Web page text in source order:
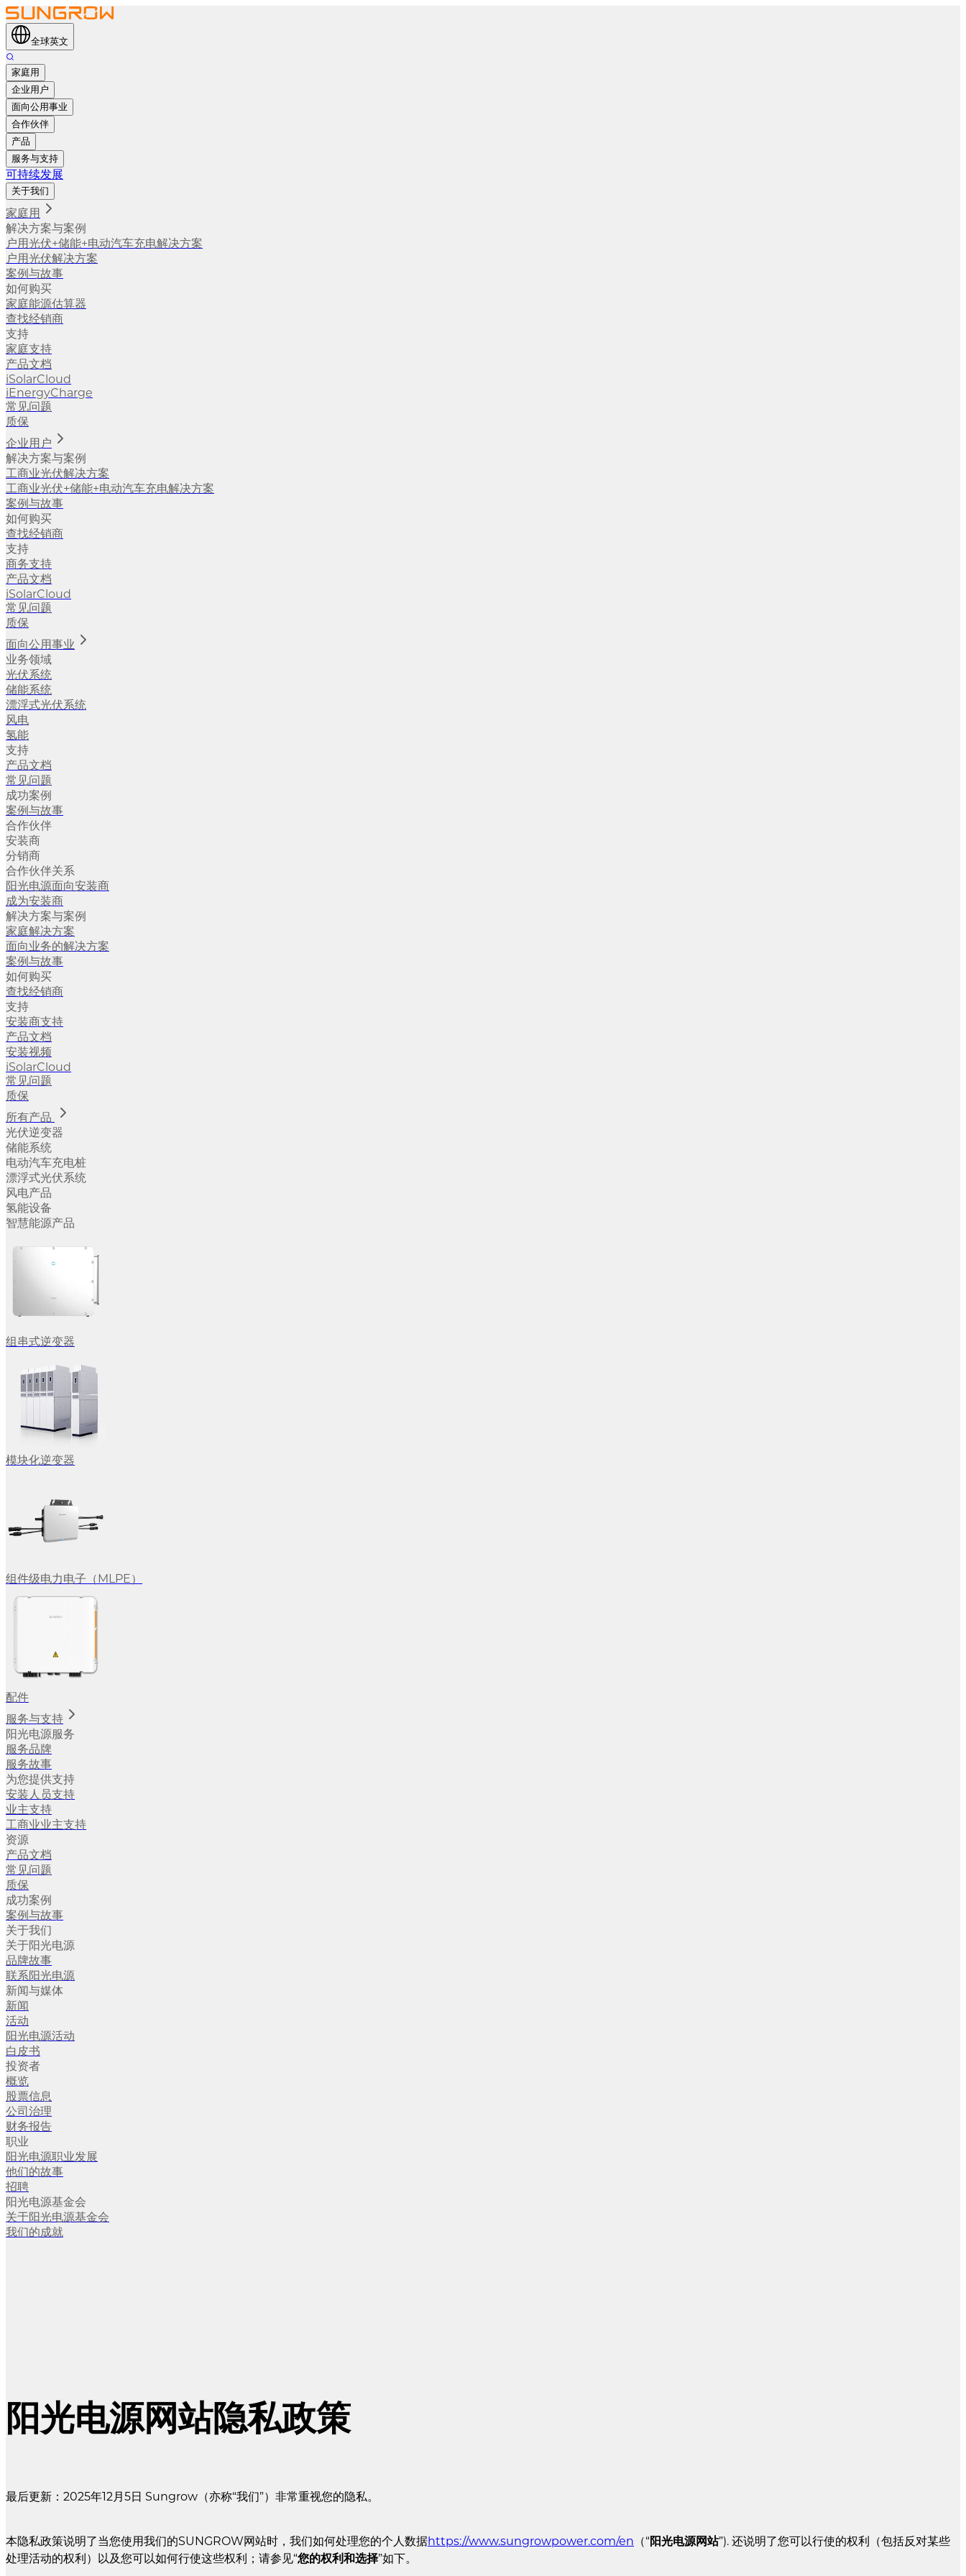
全球英文
家庭用
企业用户
面向公用事业
合作伙伴
产品
服务与支持
可持续发展
关于我们
家庭用
解决方案与案例
户用光伏+储能+电动汽车充电解决方案
户用光伏解决方案
案例与故事
如何购买
家庭能源估算器
查找经销商
支持
家庭支持
产品文档
iSolarCloud
iEnergyCharge
常见问题
质保
企业用户
解决方案与案例
工商业光伏解决方案
工商业光伏+储能+电动汽车充电解决方案
案例与故事
如何购买
查找经销商
支持
商务支持
产品文档
iSolarCloud
常见问题
质保
面向公用事业
业务领域
光伏系统
储能系统
漂浮式光伏系统
风电
氢能
支持
产品文档
常见问题
成功案例
案例与故事
合作伙伴
安装商
分销商
合作伙伴关系
阳光电源面向安装商
成为安装商
解决方案与案例
家庭解决方案
面向业务的解决方案
案例与故事
如何购买
查找经销商
支持
安装商支持
产品文档
安装视频
iSolarCloud
常见问题
质保
所有产品
光伏逆变器
储能系统
电动汽车充电桩
漂浮式光伏系统
风电产品
氢能设备
智慧能源产品
组串式逆变器
模块化逆变器
组件级电力电子（MLPE）
配件
服务与支持
阳光电源服务
服务品牌
服务故事
为您提供支持
安装人员支持
业主支持
工商业业主支持
资源
产品文档
常见问题
质保
成功案例
案例与故事
关于我们
关于阳光电源
品牌故事
联系阳光电源
新闻与媒体
新闻
活动
阳光电源活动
白皮书
投资者
概览
股票信息
公司治理
财务报告
职业
阳光电源职业发展
他们的故事
招聘
阳光电源基金会
关于阳光电源基金会
我们的成就
阳光电源网站隐私政策
最后更新：2025年12月5日 Sungrow（亦称“我们”）非常重视您的隐私。
本隐私政策说明了当您使用我们的SUNGROW网站时，我们如何处理您的个人数据https://www.sungrowpower.com/en （“阳光电源网站”). 还说明了您可以行使的权利（包括反对某些
处理活动的权利）以及您可以如何行使这些权利；请参见“您的权利和选择”如下。